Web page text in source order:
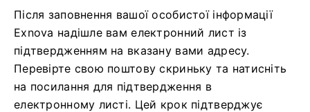
Після заповнення вашої особистої інформації
Exnova надішле вам електронний лист із
підтвердженням на вказану вами адресу.
Перевірте свою поштову скриньку та натисніть
на посилання для підтвердження в
електронному листі. Цей крок підтверджує